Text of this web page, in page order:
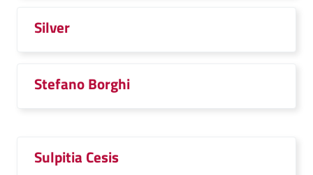
Silver
Stefano Borghi
Sulpitia Cesis